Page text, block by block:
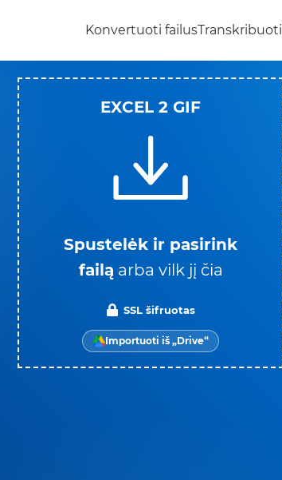
Konvertuoti failusTranskribuoti
EXCEL 2 GIF
Spustelėk ir pasirink
failą arba vilk jį čia
SSL šifruotas
Importuoti iš „Drive“